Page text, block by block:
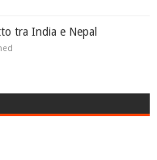
tra India e Nepal